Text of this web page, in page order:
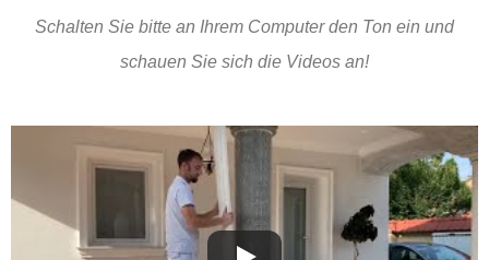
Schalten Sie bitte an Ihrem Computer den Ton ein und
schauen Sie sich die Videos an!